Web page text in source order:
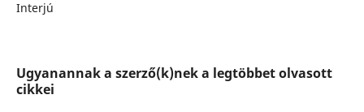
Interjú
Ugyanannak a szerző(k)nek a legtöbbet olvasott
cikkei